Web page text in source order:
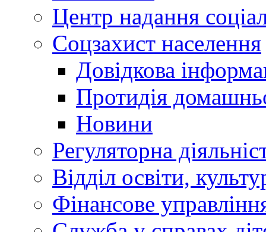
Центр надання
Соцзахист населення
Довідкова
Протидія
Новини
Регуляторна
Відділ освіти,
Фінансове